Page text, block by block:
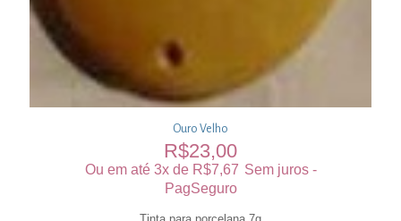
Ouro Velho
R$23,00
Ou em até 3x de R$7,67 Sem juros -
PagSeguro